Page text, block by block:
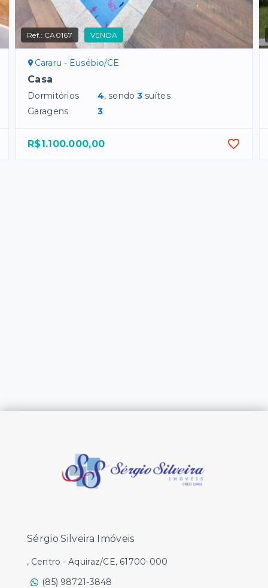
Ref.: CA0167 VENDA
Cararu - Eusébio/CE
Casa
Dormitórios 4, sendo3 suítes
Garagens
3
R$1.100.000,00
Sérgio Silveira Imóveis
, Centro - Aquiraz/CE, 61700-000
(85) 98721-3848